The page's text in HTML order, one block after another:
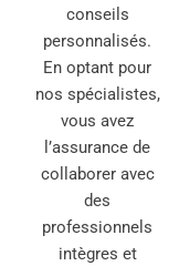
conseils
personnalisés.
En optant pour
nos spécialistes,
vous avez
l’assurance de
collaborer avec
des
professionnels
intègres et